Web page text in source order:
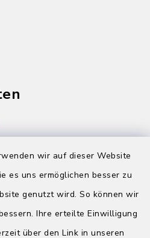
wir auf dieser Website
es uns ermöglichen besser zu
genutzt wird. So können wir
Ihre erteilte Einwilligung
über den Link in unseren